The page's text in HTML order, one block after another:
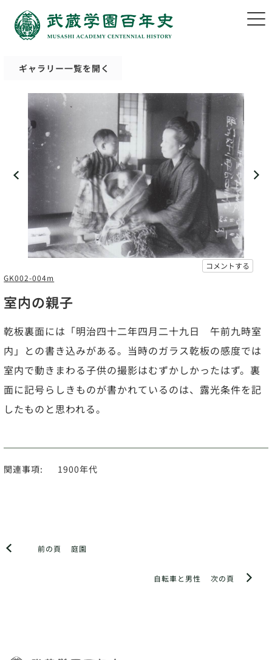
ギャラリー一覧を開く
コメントする
GK002-004m
室内の親子
乾板裏面には「明治四十二年四月二十九日 午前九時室
内」との書き込みがある。当時のガラス乾板の感度では
室内で動きまわる子供の撮影はむずかしかったはず。裏
面に記号らしきものが書かれているのは、露光条件を記
したものと思われる。
関連事項: 1900年代
前の頁 庭園
次の頁
自転車と男性